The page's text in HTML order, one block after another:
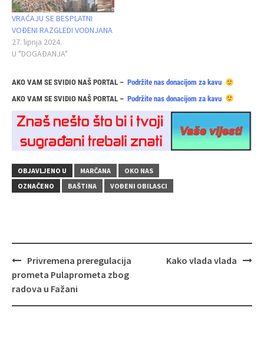
VRAĆAJU SE BESPLATNI
VOĐENI RAZGLEDI VODNJANA
27. lipnja 2024.
U "DOGAĐANJA"
AKO VAM SE SVIDIO NAŠ PORTAL – Podržite nas donacijom za kavu
AKO VAM SE SVIDIO NAŠ PORTAL – Podržite nas donacijom za kavu
OBJAVLJENO U MARČANA
OKO NAS
OZNAČENO
BAŠTINA VOĐENI OBILASCI
Navigacija
objava
Privremena preregulacija
prometa Pulaprometa zbog
radova u Fažani
Kako vlada vlada